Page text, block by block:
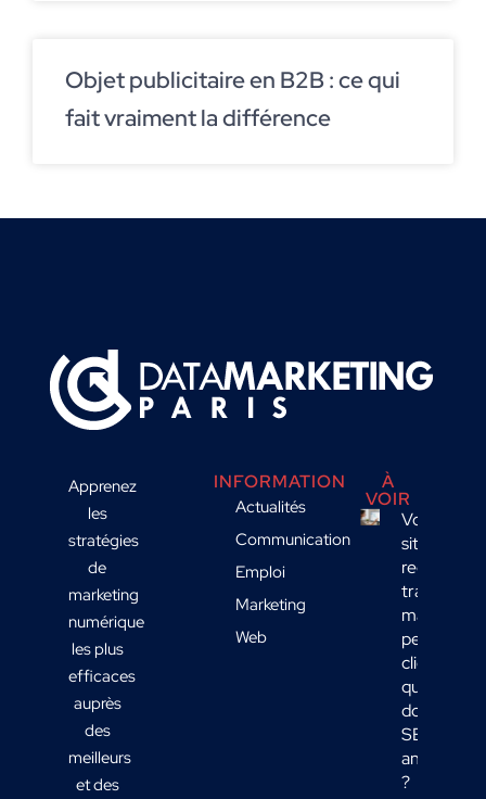
Objet publicitaire en B2B : ce qui
fait vraiment la différence
Apprenez
les
stratégies
de
marketing
numérique
les plus
efficaces
auprès
des
meilleurs
et des
INFORMATION
Actualités
Communication
Emploi
Marketing
Web
À
VOIR
Votre
site
reçoit du
trafic
mais
peu de
clients :
quelles
données
SEO
analyser
?